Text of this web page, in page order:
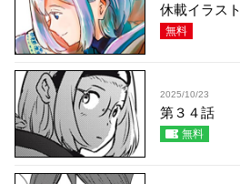
休載イラスト
無料
2025/10/23
第３４話
無料